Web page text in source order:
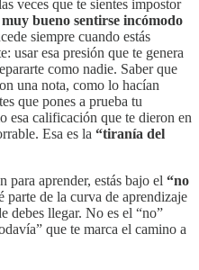
veces que te sientes impostor
bueno sentirse incómodo
siempre cuando estás
usar esa presión que te genera
como nadie. Saber que
una nota, como lo hacían
que pones a prueba tu
esa calificación que te dieron en
Esa es la “tiranía del
para aprender, estás bajo el “no
parte de la curva de aprendizaje
debes llegar. No es el “no”
que te marca el camino a